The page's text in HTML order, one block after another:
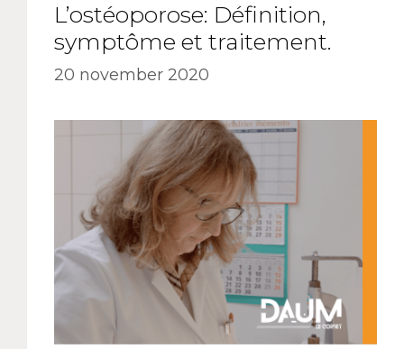
L’ostéoporose: Définition,
symptôme et traitement.
20 november 2020